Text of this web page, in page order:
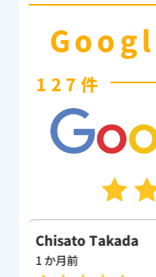
127件
佐藤真康
3 か月前